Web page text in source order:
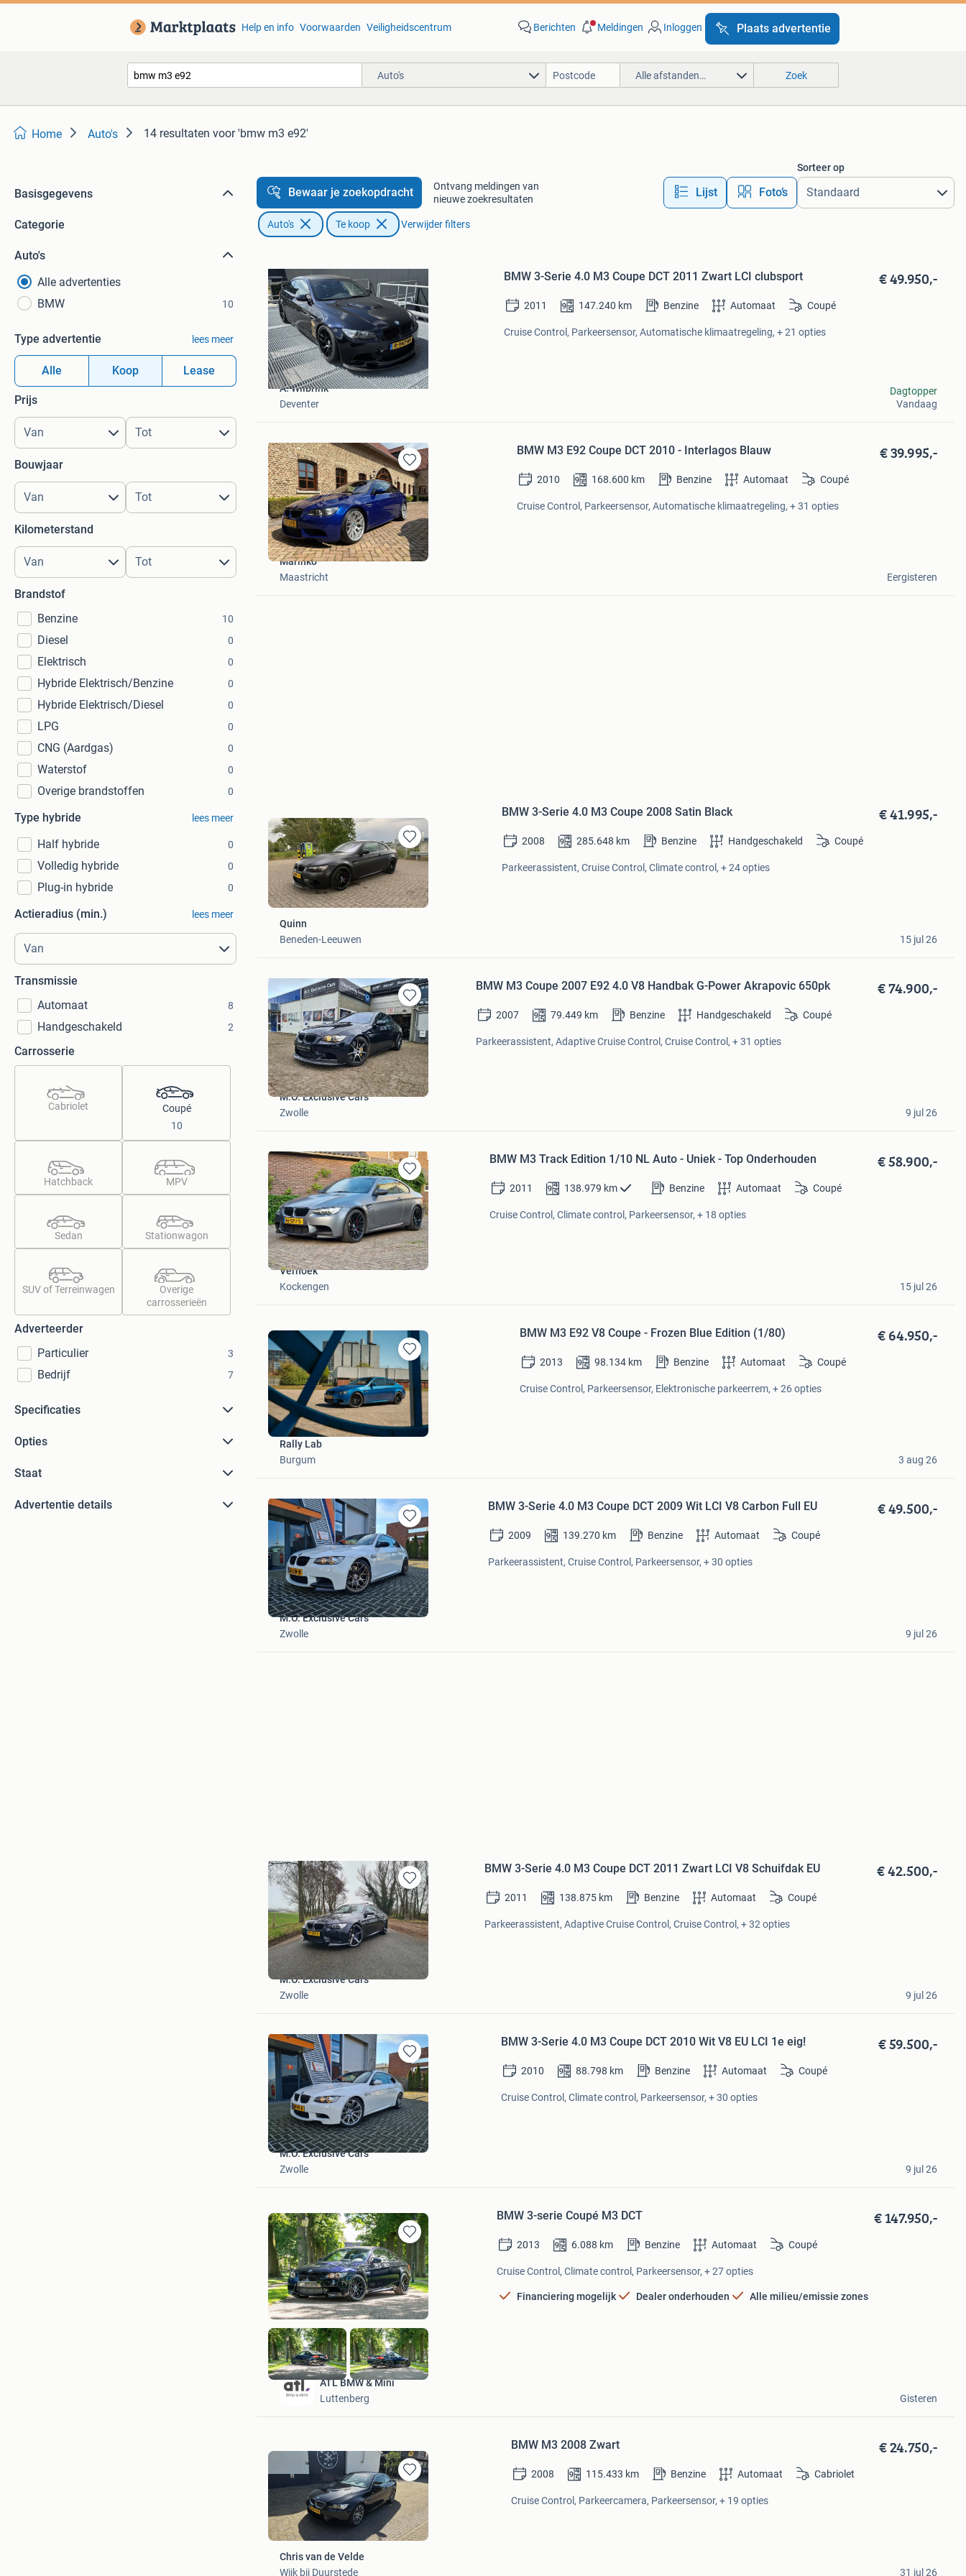
Help en info Voorwaarden Veiligheidscentrum Berichten Meldingen Inloggen Plaats advertentie
Auto's Alle afstanden… Zoek
Home Auto's 14 resultaten voor 'bmw m3 e92'
Basisgegevens
Categorie
Auto's
Alle advertenties
BMW
10
Type advertentie lees meer
Alle Koop Lease
Prijs
Bouwjaar
Kilometerstand
Brandstof
Benzine
10
Diesel 0
Elektrisch 0
Hybride Elektrisch/Benzine 0
Hybride Elektrisch/Diesel 0
LPG 0
CNG (Aardgas) 0
Waterstof 0
Overige brandstoffen 0
Type hybride lees meer
Half hybride 0
Volledig hybride 0
Plug-in hybride 0
Actieradius (min.) lees meer
Transmissie
Automaat
8
Handgeschakeld 2
Carrosserie
Cabriolet
Coupé
10
Hatchback MPV
Sedan Stationwagon
SUV of Terreinwagen
Overige
carrosserieën
Adverteerder
Particulier
3
Bedrijf 7
Specificaties
Opties
Staat
Advertentie details
Bewaar je zoekopdracht
Ontvang meldingen van
nieuwe zoekresultaten
Lijst Foto’s
Sorteer op
Auto's Te koop Verwijder filters
Mijn
Favorieten
BMW 3-Serie 4.0 M3 Coupe DCT 2011 Zwart LCI clubsport € 49.950,-
2011 147.240 km Benzine Automaat Coupé
Cruise Control, Parkeersensor, Automatische klimaatregeling, + 21 opties
A. Wilbrink
Deventer
Dagtopper
Vandaag
Bewaren
in
Mijn
Favorieten
BMW M3 E92 Coupe DCT 2010 - Interlagos Blauw € 39.995,-
2010 168.600 km Benzine Automaat Coupé
Cruise Control, Parkeersensor, Automatische klimaatregeling, + 31 opties
Marinko
Maastricht
Eergisteren
Bewaren
in
Mijn
Favorieten
BMW 3-Serie 4.0 M3 Coupe 2008 Satin Black € 41.995,-
2008 285.648 km Benzine Handgeschakeld Coupé
Parkeerassistent, Cruise Control, Climate control, + 24 opties
Quinn
Beneden-Leeuwen
15 jul 26
Bewaren
in
Mijn
Favorieten
BMW M3 Coupe 2007 E92 4.0 V8 Handbak G-Power Akrapovic 650pk € 74.900,-
2007 79.449 km Benzine Handgeschakeld Coupé
Parkeerassistent, Adaptive Cruise Control, Cruise Control, + 31 opties
M.O. Exclusive Cars
Zwolle
9 jul 26
Bewaren
in
Mijn
Favorieten
BMW M3 Track Edition 1/10 NL Auto - Uniek - Top Onderhouden € 58.900,-
2011 138.979 km Benzine Automaat Coupé
Cruise Control, Climate control, Parkeersensor, + 18 opties
Verhoek
Kockengen
15 jul 26
Bewaren
in
Mijn
Favorieten
BMW M3 E92 V8 Coupe - Frozen Blue Edition (1/80) € 64.950,-
2013 98.134 km Benzine Automaat Coupé
Cruise Control, Parkeersensor, Elektronische parkeerrem, + 26 opties
Rally Lab
Burgum
3 aug 26
Bewaren
in
Mijn
Favorieten
BMW 3-Serie 4.0 M3 Coupe DCT 2009 Wit LCI V8 Carbon Full EU € 49.500,-
2009 139.270 km Benzine Automaat Coupé
Parkeerassistent, Cruise Control, Parkeersensor, + 30 opties
M.O. Exclusive Cars
Zwolle
9 jul 26
Bewaren
in
Mijn
Favorieten
BMW 3-Serie 4.0 M3 Coupe DCT 2011 Zwart LCI V8 Schuifdak EU € 42.500,-
2011 138.875 km Benzine Automaat Coupé
Parkeerassistent, Adaptive Cruise Control, Cruise Control, + 32 opties
M.O. Exclusive Cars
Zwolle
9 jul 26
Bewaren
in
Mijn
Favorieten
BMW 3-Serie 4.0 M3 Coupe DCT 2010 Wit V8 EU LCI 1e eig! € 59.500,-
2010 88.798 km Benzine Automaat Coupé
Cruise Control, Climate control, Parkeersensor, + 30 opties
M.O. Exclusive Cars
Zwolle
9 jul 26
Bewaren
in
Mijn
Favorieten
BMW 3-serie Coupé M3 DCT € 147.950,-
2013 6.088 km Benzine Automaat Coupé
Cruise Control, Climate control, Parkeersensor, + 27 opties
Financiering mogelijk Dealer onderhouden Alle milieu/emissie zones
ATL BMW & Mini
Luttenberg
Gisteren
Bewaren
in
Mijn
Favorieten
BMW M3 2008 Zwart € 24.750,-
2008 115.433 km Benzine Automaat Cabriolet
Cruise Control, Parkeercamera, Parkeersensor, + 19 opties
Chris van de Velde
Wijk bij Duurstede
31 jul 26